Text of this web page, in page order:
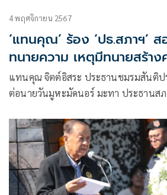
4 พฤศจิกายน 2567
‘แทนคุณ’ ร้อง ‘ปธ.สภาฯ’
ทนายความ เหตุมีทนายสร้า
แทนคุณ จิตต์อิสระ ประธานชมรมสันติป
ต่อนายวันมูหะมัดนอร์ มะทา ประธานส